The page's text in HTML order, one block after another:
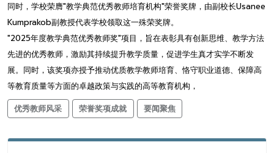
同时，学校荣膺"教学典范优秀教师培育机构"荣誉奖牌，由副校长Usanee
Kumprakob副教授代表学校领取这一殊荣奖牌。
"2025年度教学典范优秀教师奖"项目，旨在表彰具有创新思维、教学方法
先进的优秀教师，激励其持续提升教学质量，促进学生真才实学不断发
展。同时，该奖项亦授予推动优质教学教师培育、恪守职业道德、保障高
等教育质量等方面的卓越政策与实践的高等教育机构，
优秀教师风采
荣誉奖项成就 要闻聚焦